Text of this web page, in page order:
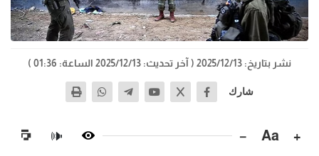
نشر بتاريخ: 2025/12/13 ( آخر تحديث: 2025/12/13 الساعة: 01:36 )
شارك
+
Aa
−
🔊